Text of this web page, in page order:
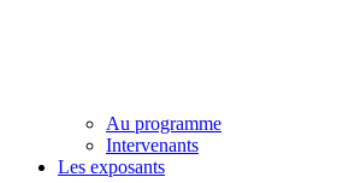
Au programme
Intervenants
Les exposants